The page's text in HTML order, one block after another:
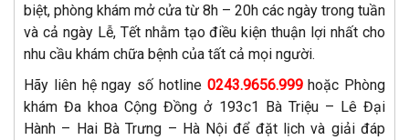
biệt, phòng khám mở cửa từ 8h – 20h các ngày trong tuần
và cả ngày Lễ, Tết nhằm tạo điều kiện thuận lợi nhất cho
nhu cầu khám chữa bệnh của tất cả mọi người.
Hãy liên hệ ngay số hotline 0243.9656.999hoặc Phòng
khám Đa khoa Cộng Đồng ở 193c1 Bà Triệu – Lê Đại
Hành – Hai Bà Trưng – Hà Nội để đặt lịch và giải đáp